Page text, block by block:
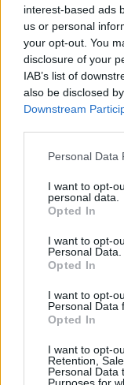
interest-based ads
us or personal
your opt-out. You
disclosure of your
IAB’s list of
also be disclosed
Downstream
Please note that
not limited to your
grant or deny
use your data for
consent section.
Personal Data
I want to opt-
personal data.
Opted In
I want to opt-
Personal Data.
Opted In
I want to opt-
Personal Data
Opted In
I want to opt-
Retention,
Personal Data
Purposes for
Sostenibilità in
innovazioni per
Andrea Innocenti · 5
SOSTENIBILITÀ